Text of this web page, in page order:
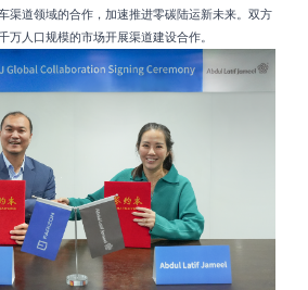
渠道领域的合作，加速推进零碳陆运新未来。双方
万人口规模的市场开展渠道建设合作。